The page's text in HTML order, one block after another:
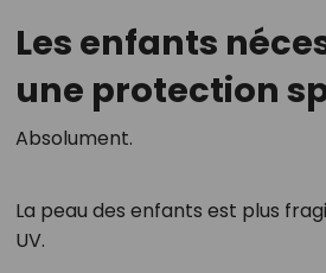
Les enfants
une protection
Absolument.
La peau des enfants est plus
UV.